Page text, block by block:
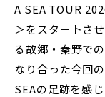
A SEA TOUR
＞をスタートさ
る故郷・秦野で
なり合った今回
SEAの足跡を感